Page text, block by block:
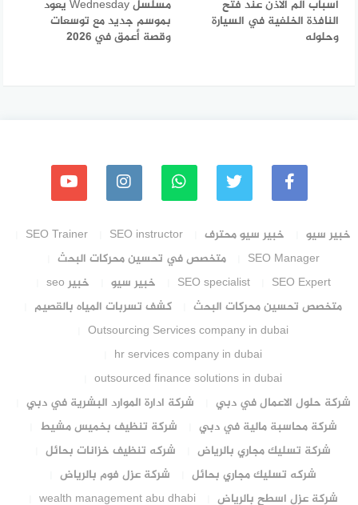
أسباب ألم الأذن عند فتح
النافذة الخلفية في السيارة
وحلوله
مسلسل Wednesday يعود
بموسم جديد مع توسعات
وقصة أعمق في 2026
خبير سيو خبير سيو محترف SEO instructor
SEO Trainer
SEO Manager
متخصص في تحسين محركات البحث
SEO Expert
SEO specialist خبير سيو
خبير seo
متخصص تحسين محركات البحث
كشف تسربات المياه بالقصيم
Outsourcing Services company in dubai
hr services company in dubai
outsourced finance solutions in dubai
شركة حلول الاعمال في دبي
شركة ادارة الموارد البشرية في دبي
شركة محاسبة مالية في دبي
شركة تنظيف بخميس مشيط
شركة تسليك مجاري بالرياض
شركه تنظيف خزانات بحائل
شركه تسليك مجاري بحائل
شركة عزل فوم بالرياض
شركة عزل اسطح بالرياض
wealth management abu dhabi